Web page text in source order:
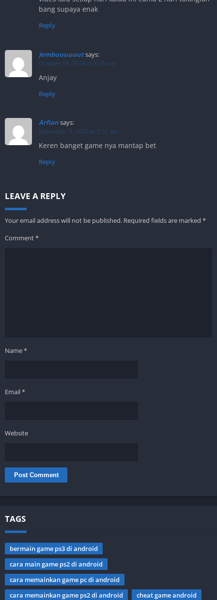
bang supaya enak
Reply
Jembuuuuuutsays:
October 18, 2018 at 3:16 am
Anjay
Reply
Arfiansays:
November 5, 2020 at 5:51 am
Keren banget game nya mantap bet
Reply
LEAVE A REPLY
Your email address will not be published. Required fields are marked *
Comment*
Name*
Email*
Website
TAGS
bermain game ps3 di android
cara main game ps2 di android
cara memainkan game pc di android
cara memainkan game ps2 di android
cheat game android